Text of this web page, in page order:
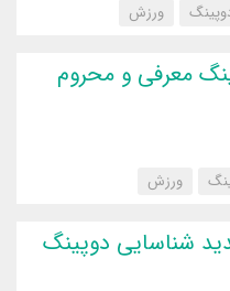
‌ورزش
معرفی و محروم
‌ورزش
شناسایی دوپینگ